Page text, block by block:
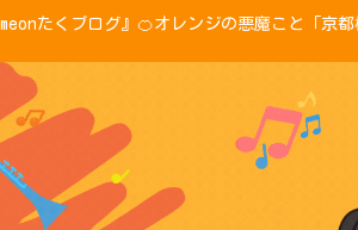
たくブログ』🍊オレンジの悪魔こと「